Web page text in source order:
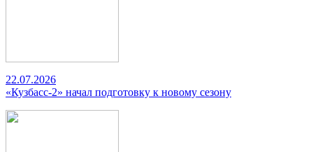
22.07.2026
«Кузбасс-2» начал подготовку к новому сезону